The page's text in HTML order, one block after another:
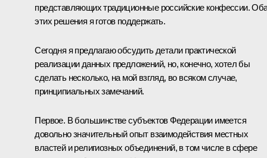
представляющих традиционные российские конфессии.
этих решения я готов поддержать.
Сегодня я предлагаю обсудить детали практической
реализации данных предложений, но, конечно, хотел бы
сделать несколько, на мой взгляд, во всяком случае,
принципиальных замечаний.
Первое. В большинстве субъектов Федерации имеется
довольно значительный опыт взаимодействия местных
властей и религиозных объединений, в том числе в сфере